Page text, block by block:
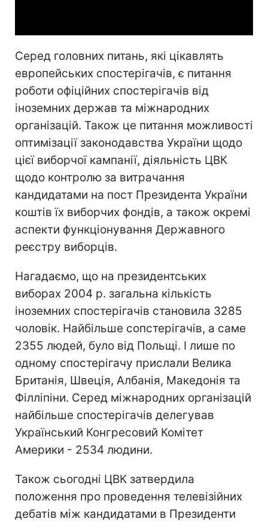
Серед головних питань, які цікавлять
европейських спостерігачів, є питання
роботи офіційних спостерігачів від
іноземних держав та міжнародних
організацій. Також це питання можливості
оптимізації законодавства України щодо
цієї виборчої кампанії, діяльність ЦВК
щодо контролю за витрачання
кандидатами на пост Президента України
коштів їх виборчих фондів, а також окремі
аспекти функціонування Державного
реєстру виборців.
Нагадаємо, що на президентських
виборах 2004 р. загальна кількість
іноземних спостерігачів становила 3285
чоловік. Найбільше сопстерігачів, а саме
2355 людей, було від Польщі. І лише по
одному спостерігачу прислали Велика
Британія, Швеція, Албанія, Македонія та
Філліпіни. Серед міжнародних організацій
найбільше спостерігачів делегував
Український Конгресовий Комітет
Америки - 2534 людини.
Також сьогодні ЦВК затвердила
положення про проведення телевізійних
дебатів між кандидатами в Президенти